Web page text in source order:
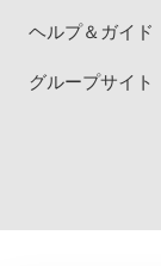
ヘルプ＆ガイド
グループサイト